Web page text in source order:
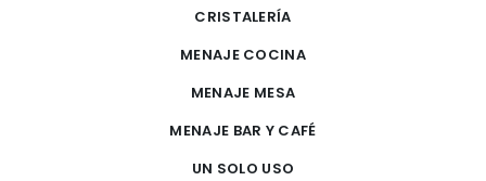
CRISTALERÍA
MENAJE COCINA
MENAJE MESA
MENAJE BAR Y CAFÉ
UN SOLO USO